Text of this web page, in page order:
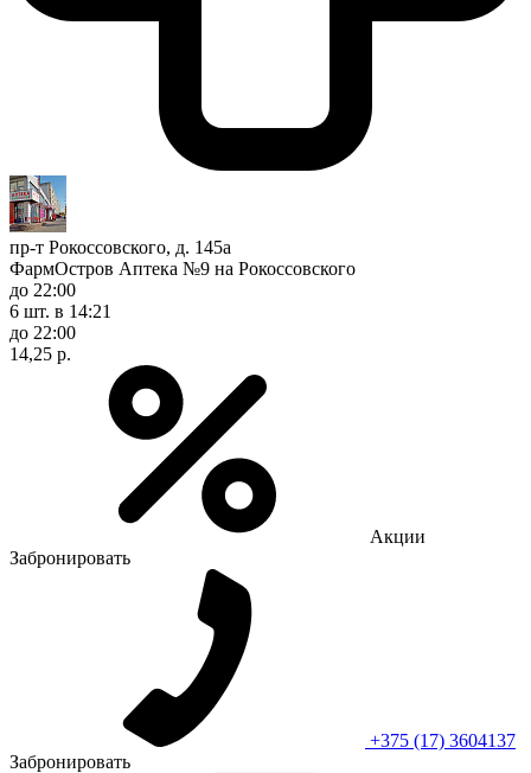
пр-т Рокоссовского, д. 145а
ФармОстров Аптека №9 на Рокоссовского
до 22:00
6 шт. в 14:21
до 22:00
14,25 р.
Акции
Забронировать
+375 (17) 3604137
Забронировать